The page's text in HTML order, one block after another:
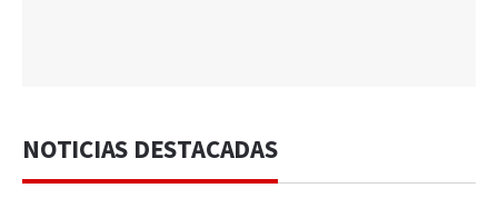
NOTICIAS DESTACADAS